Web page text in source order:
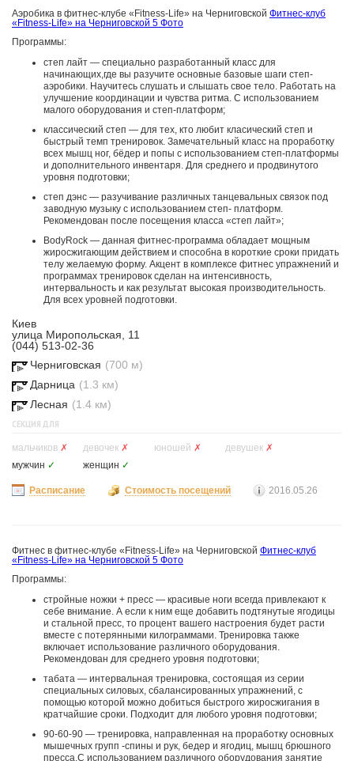
Аэробика в фитнес-клубе «Fitness-Life» на Черниговской Фитнес-клуб
«Fitness-Life» на Черниговской 5 Фото
Программы:
степ лайт — специально разработанный класс для
начинающих,где вы разучите основные базовые шаги степ-
аэробики. Научитесь слушать и слышать свое тело. Работать на
улучшение координации и чувства ритма. С использованием
малого оборудования и степ-платформ;
классический степ — для тех, кто любит класический степ и
быстрый темп тренировок. Замечательный класс на проработку
всех мышц ног, бёдер и попы с использованием степ-платформы
и дополнительного инвентаря. Для среднего и продвинутого
уровня подготовки;
степ дэнс — разучивание различных танцевальных связок под
заводную музыку с использованием степ- платформ.
Рекомендован после посещения класса «степ лайт»;
BodyRock — данная фитнес-программа обладает мощным
жиросжигающим действием и способна в короткие сроки придать
телу желаемую форму. Акцент в комплексе фитнес упражнений и
программах тренировок сделан на интенсивность,
интервальность и как результат высокая производительность.
Для всех уровней подготовки.
Киев
улица Миропольская, 11
(044) 513-02-36
Черниговская (700 м)
Дарница (1.3 км)
Лесная (1.4 км)
СЕКЦИЯ ДЛЯ
мальчиков ✗ девочек ✗ юношей ✗ девушек ✗
мужчин ✓ женщин ✓
Расписание Стоимость посещений 2016.05.26
Фитнес в фитнес-клубе «Fitness-Life» на Черниговской Фитнес-клуб
«Fitness-Life» на Черниговской 5 Фото
Программы:
стройные ножки + пресс — красивые ноги всегда привлекают к
себе внимание. А если к ним еще добавить подтянутые ягодицы
и стальной пресс, то процент вашего настроения будет расти
вместе с потерянными килограммами. Тренировка также
включает использование различного оборудования.
Рекомендован для среднего уровня подготовки;
табата — интервальная тренировка, состоящая из серии
специальных силовых, сбалансированных упражнений, с
помощью которой можно добиться быстрого жиросжигания в
кратчайшие сроки. Подходит для любого уровня подготовки;
90-60-90 — тренировка, направленная на проработку основных
мышечных групп -спины и рук, бедер и ягодиц, мышц брюшного
пресса.С использованием различного оборудования занятие